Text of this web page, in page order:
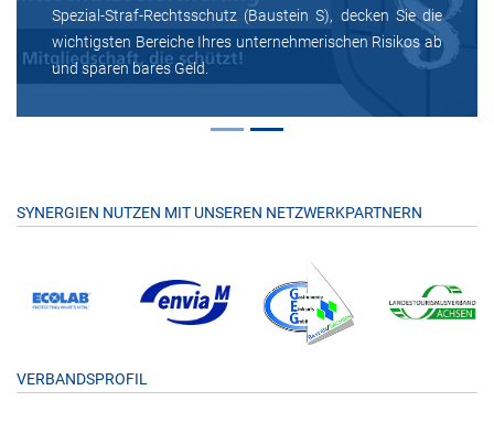
Spezial-Straf-Rechtsschutz (Baustein S), decken Sie die
wichtigsten Bereiche Ihres unternehmerischen Risikos ab
und sparen bares Geld.
SYNERGIEN NUTZEN MIT UNSEREN NETZWERKPARTNERN
VERBANDSPROFIL